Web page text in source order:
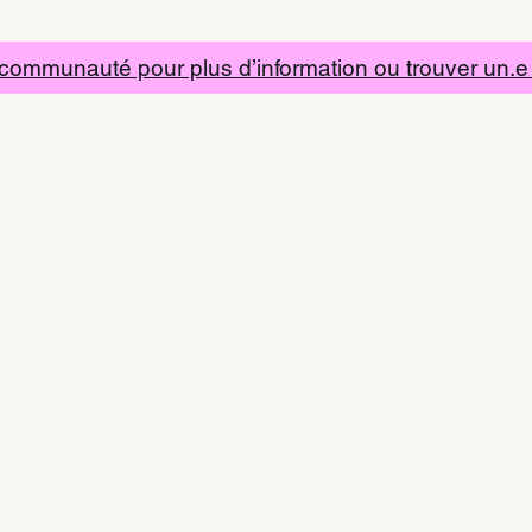
pour plus d’information ou trouver